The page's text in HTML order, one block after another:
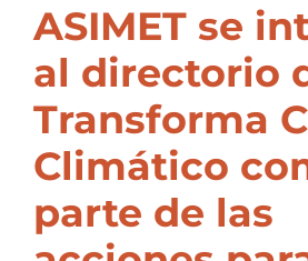
ASIMET se
al directorio
Transforma
Climático
parte de las